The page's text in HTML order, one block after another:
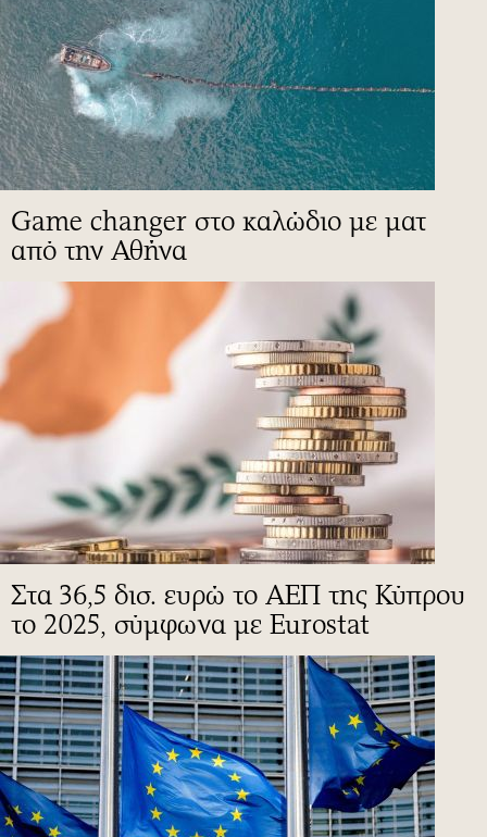
Game changer στο καλώδιο με ματ
από την Αθήνα
Στα 36,5 δισ. ευρώ το ΑΕΠ της Κύπρου
το 2025, σύμφωνα με Eurostat